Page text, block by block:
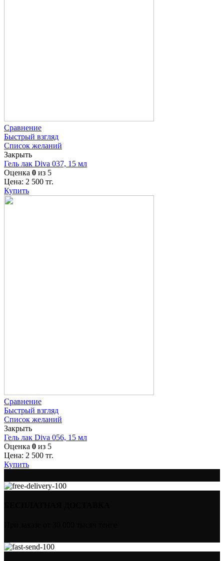
Сравнение
Быстрый взгляд
Список желаний
Закрыть
Гель лак Diva 037, 15 мл
Оценка 0 из 5
Цена: 2 500 тг.
Купить
Сравнение
Быстрый взгляд
Список желаний
Закрыть
Гель лак Diva 056, 15 мл
Оценка 0 из 5
Цена: 2 500 тг.
Купить